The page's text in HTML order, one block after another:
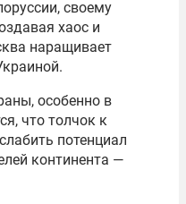
своему
хаос и
наращивает
особенно в
что толчок к
потенциал
континента —